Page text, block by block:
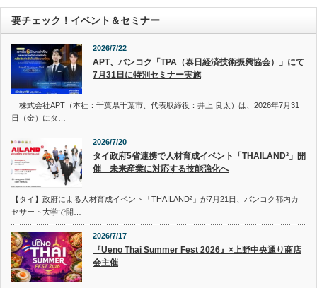
要チェック！イベント＆セミナー
2026/7/22
APT、バンコク「TPA（泰日経済技術振興協会）」にて
7月31日に特別セミナー実施
株式会社APT（本社：千葉県千葉市、代表取締役：井上 良太）は、2026年7月31
日（金）にタ…
2026/7/20
タイ政府5省連携で人材育成イベント「THAILAND²」開
催 未来産業に対応する技能強化へ
【タイ】政府による人材育成イベント「THAILAND²」が7月21日、バンコク都内カ
セサート大学で開…
2026/7/17
『Ueno Thai Summer Fest 2026』×上野中央通り商店
会主催